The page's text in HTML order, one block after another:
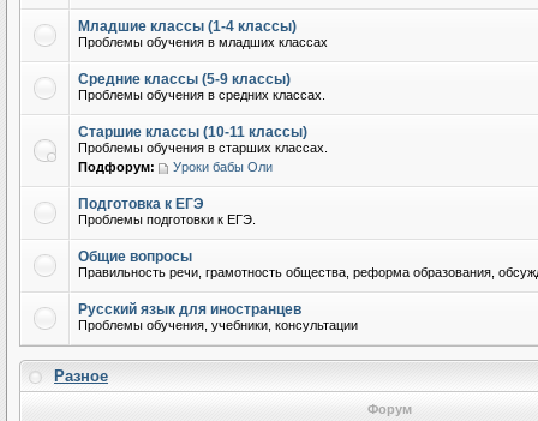
Младшие классы (1-4 классы)
Проблемы обучения в младших классах
Средние классы (5-9 классы)
Проблемы обучения в средних классах.
Старшие классы (10-11 классы)
Проблемы обучения в старших классах.
Подфорум:
Уроки бабы Оли
Подготовка к ЕГЭ
Проблемы подготовки к ЕГЭ.
Общие вопросы
Правильность речи, грамотность общества, реформа образования,
Русский язык для иностранцев
Проблемы обучения, учебники, консультации
Разное
Форум